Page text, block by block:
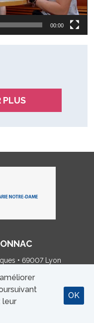
00:00
PLUS
• 69007 Lyon
CONTACT
leur
OK